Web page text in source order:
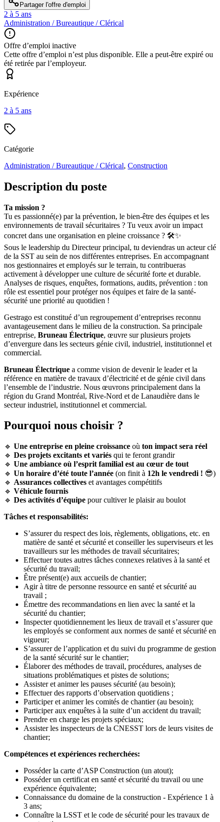
Partager l'offre d'emploi
2 à 5 ans
Administration / Bureautique / Clérical
Offre d’emploi inactive
Cette offre d’emploi n’est plus disponible. Elle a peut-être expiré ou
été retirée par l’employeur.
Expérience
2 à 5 ans
Catégorie
Administration / Bureautique / Clérical, Construction
Description du poste
Ta mission ?
Tu es passionné(e) par la prévention, le bien-être des équipes et les
environnements de travail sécuritaires ? Tu veux avoir un impact
concret dans une organisation en pleine croissance ? 🛠️✨
Sous le leadership du Directeur principal, tu deviendras un acteur clé
de la SST au sein de nos différentes entreprises. En accompagnant
nos gestionnaires et employés sur le terrain, tu contribueras
activement à développer une culture de sécurité forte et durable.
Analyses de risques, enquêtes, formations, audits, prévention : ton
rôle est essentiel pour protéger nos équipes et faire de la santé-
sécurité une priorité au quotidien !
Gestrago est constitué d’un regroupement d’entreprises reconnu
avantageusement dans le milieu de la construction. Sa principale
entreprise, Bruneau Électrique, œuvre sur plusieurs projets
d’envergure dans les secteurs génie civil, industriel, institutionnel et
commercial.
Bruneau Électrique a comme vision de devenir le leader et la
référence en matière de travaux d’électricité et de génie civil dans
l’ensemble de l’industrie. Nous œuvrons principalement dans la
région du Grand Montréal, Rive-Nord et de Lanaudière dans le
secteur industriel, institutionnel et commercial.
Pourquoi nous choisir ?
🔹 Une entreprise en pleine croissance où ton impact sera réel
🔹 Des projets excitants et variés qui te feront grandir
🔹 Une ambiance où l’esprit familial est au cœur de tout
🔹 Un horaire d’été toute l’année (on finit à 12h le vendredi ! 😎)
🔹 Assurances collectives et avantages compétitifs
🔹 Véhicule fournis
🔹 Des activités d’équipe pour cultiver le plaisir au boulot
Tâches et responsabilités:
S’assurer du respect des lois, règlements, obligations, etc. en
matière de santé et sécurité et conseiller les superviseurs et les
travailleurs sur les méthodes de travail sécuritaires;
Effectuer toutes autres tâches connexes relatives à la santé et
sécurité du travail;
Être présent(e) aux accueils de chantier;
Agir à titre de personne ressource en santé et sécurité au
travail ;
Émettre des recommandations en lien avec la santé et la
sécurité du chantier;
Inspecter quotidiennement les lieux de travail et s’assurer que
les employés se conforment aux normes de santé et sécurité en
vigueur;
S’assurer de l’application et du suivi du programme de gestion
de la santé sécurité sur le chantier;
Élaborer des méthodes de travail, procédures, analyses de
situations problématiques et pistes de solutions;
Assister et animer les pauses sécurité (au besoin);
Effectuer des rapports d’observation quotidiens ;
Participer et animer les comités de chantier (au besoin);
Participer aux enquêtes à la suite d’un accident du travail;
Prendre en charge les projets spéciaux;
Assister les inspecteurs de la CNESST lors de leurs visites de
chantier;
Compétences et expériences recherchées:
Posséder la carte d’ASP Construction (un atout);
Posséder un certificat en santé et sécurité du travail ou une
expérience équivalente;
Connaissance du domaine de la construction - Expérience 1 à
3 ans;
Connaître la LSST et le code de sécurité pour les travaux de